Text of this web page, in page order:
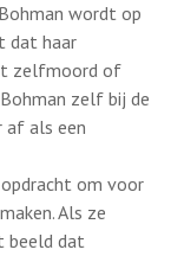
wordt op
dat haar
zelfmoord of
zelf bij de
af als een
om voor
Als ze
beeld dat